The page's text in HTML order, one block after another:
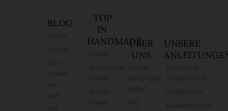
BLOG
finden
gut!
TOP
IN
HANDMADE
häkeln
ÜBER
UNS
Was ist
Kultur?
UNSERE
Kostenlose
Schnittmuster
Strickmuster
Bauanleitungen